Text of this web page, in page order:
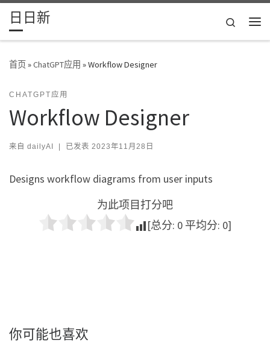
Skip to content
日日新
Search
首页»ChatGPT应用 »Workflow Designer
CHATGPT应用
Workflow Designer
来自 dailyAI | 已发表 2023年11月28日
Designs workflow diagrams from user inputs
为此项目打分吧
[总分: 0 平均分: 0]
你可能也喜欢